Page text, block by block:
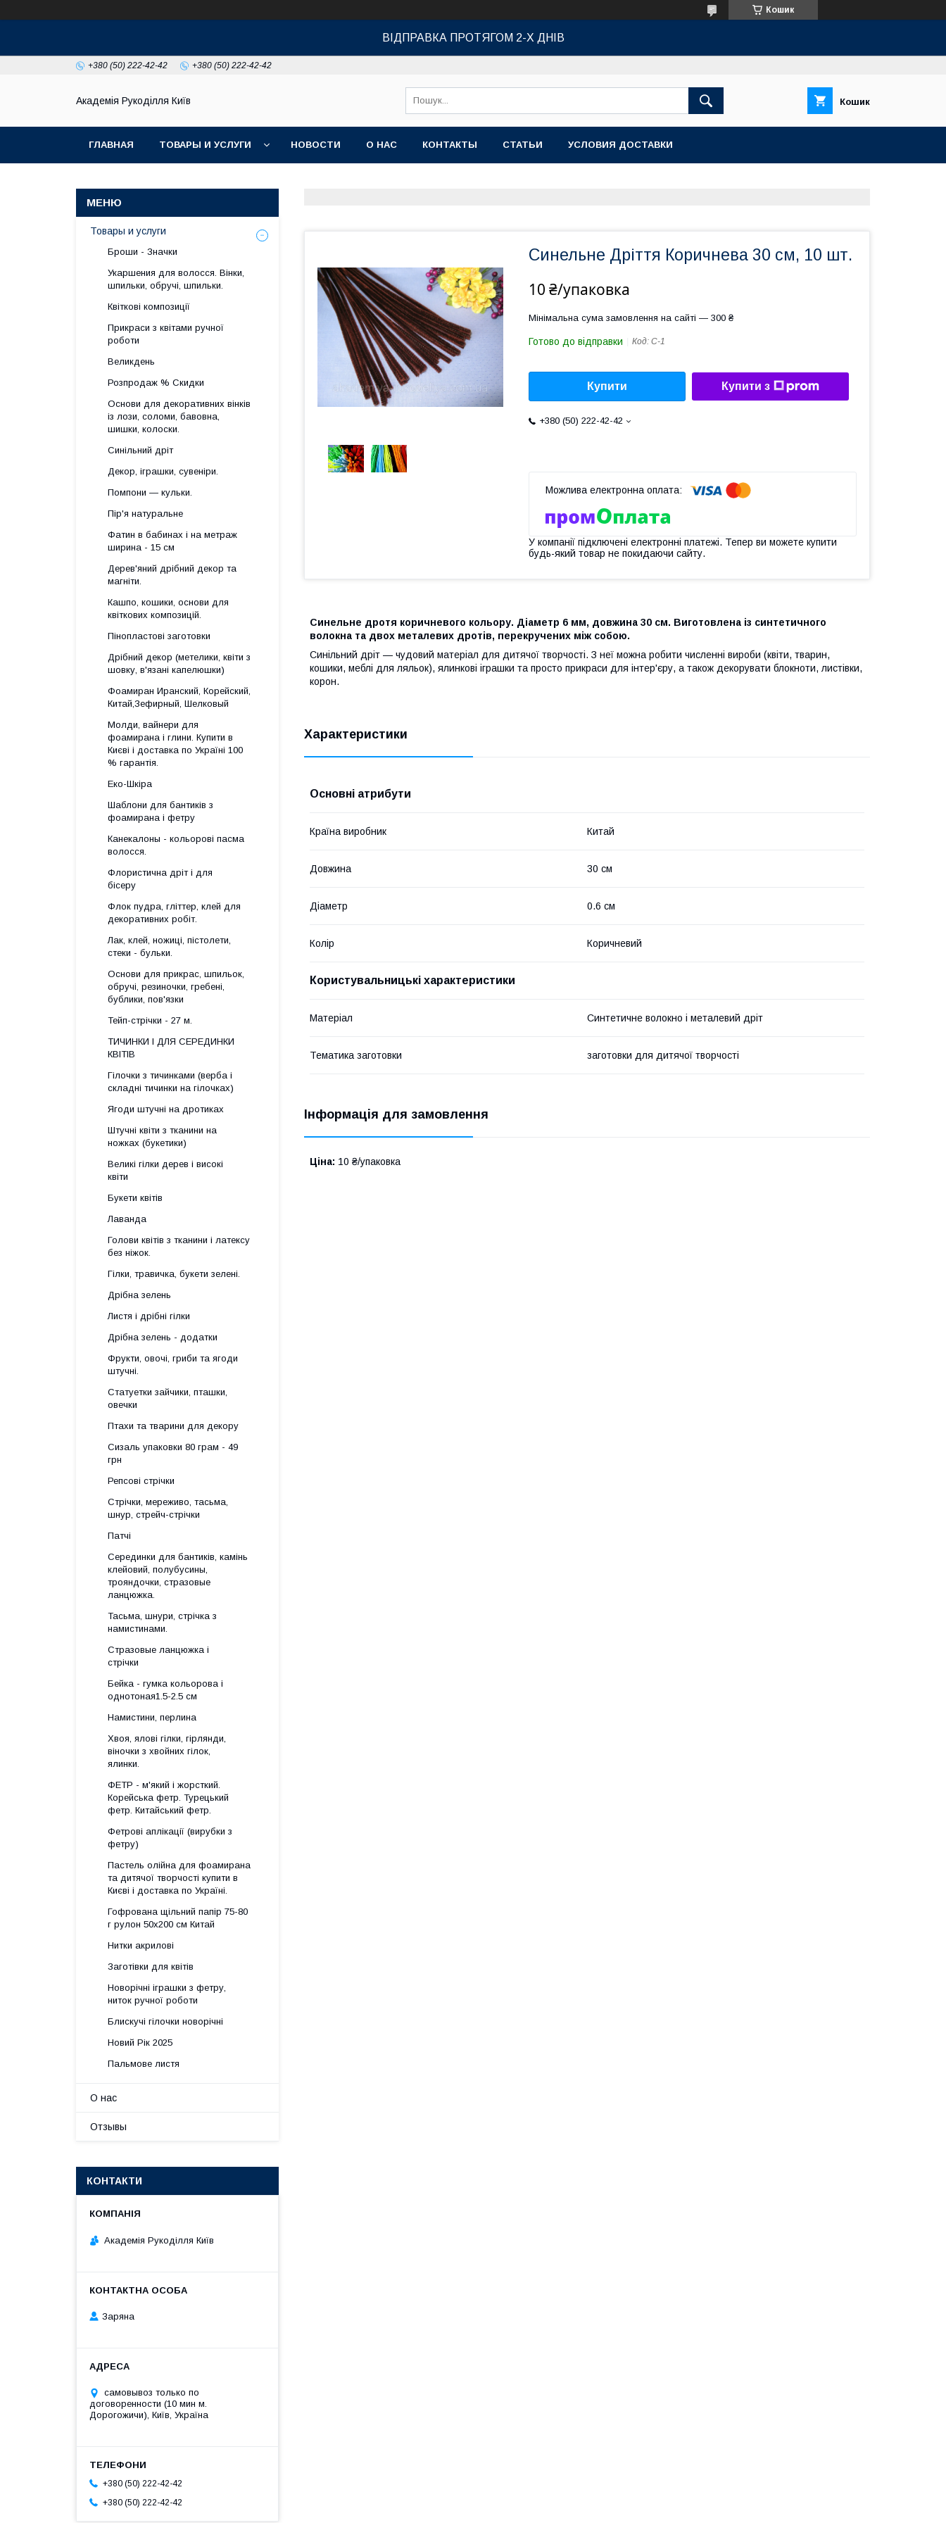
Кошик
ВІДПРАВКА ПРОТЯГОМ 2-Х ДНІВ
+380 (50) 222-42-42 +380 (50) 222-42-42
Академія Рукоділля Київ Кошик
ГЛАВНАЯ ТОВАРЫ И УСЛУГИ НОВОСТИ О НАС КОНТАКТЫ СТАТЬИ УСЛОВИЯ ДОСТАВКИ
Синельне Дріття Коричнева 30 см, 10 шт.
10 ₴/упаковка
Мінімальна сума замовлення на сайті — 300 ₴
Готово до відправки Код: С-1
Купити Купити з
+380 (50) 222-42-42
У компанії підключені електронні платежі. Тепер ви можете купити
будь-який товар не покидаючи сайту.
Синельне дротя коричневого кольору. Діаметр 6 мм, довжина 30 см. Виготовлена із синтетичного
волокна та двох металевих дротів, перекручених між собою.
Синільний дріт — чудовий матеріал для дитячої творчості. З неї можна робити численні вироби (квіти, тварин,
кошики, меблі для ляльок), ялинкові іграшки та просто прикраси для інтер'єру, а також декорувати блокноти, листівки,
корон.
Характеристики
Основні атрибути
Країна виробник Китай
Довжина 30 см
Діаметр 0.6 см
Колір Коричневий
Користувальницькі характеристики
Матеріал Синтетичне волокно і металевий дріт
Тематика заготовки заготовки для дитячої творчості
Інформація для замовлення
Ціна: 10 ₴/упаковка
Товары и услуги
Броши - Значки
Укаршения для волосся. Вінки,
шпильки, обручі, шпильки.
Квіткові композиції
Прикраси з квітами ручної
роботи
Великдень
Розпродаж % Скидки
Основи для декоративних вінків
із лози, соломи, бавовна,
шишки, колоски.
Синільний дріт
Декор, іграшки, сувеніри.
Помпони — кульки.
Пір'я натуральне
Фатин в бабинах і на метраж
ширина - 15 см
Дерев'яний дрібний декор та
магніти.
Кашпо, кошики, основи для
квіткових композицій.
Пінопластові заготовки
Дрібний декор (метелики, квіти з
шовку, в'язані капелюшки)
Фоамиран Иранский, Корейский,
Китай,Зефирный, Шелковый
Молди, вайнери для
фоамирана і глини. Купити в
Києві і доставка по Україні 100
% гарантія.
Еко-Шкіра
Шаблони для бантиків з
фоамирана і фетру
Канекалоны - кольорові пасма
волосся.
Флористична дріт і для
бісеру
Флок пудра, гліттер, клей для
декоративних робіт.
Лак, клей, ножиці, пістолети,
стеки - бульки.
Основи для прикрас, шпильок,
обручі, резиночки, гребені,
бублики, пов'язки
Тейп-стрічки - 27 м.
ТИЧИНКИ І ДЛЯ СЕРЕДИНКИ
КВІТІВ
Гілочки з тичинками (верба і
складні тичинки на гілочках)
Ягоди штучні на дротиках
Штучні квіти з тканини на
ножках (букетики)
Великі гілки дерев і високі
квіти
Букети квітів
Лаванда
Голови квітів з тканини і латексу
без ніжок.
Гілки, травичка, букети зелені.
Дрібна зелень
Листя і дрібні гілки
Дрібна зелень - додатки
Фрукти, овочі, гриби та ягоди
штучні.
Статуетки зайчики, пташки,
овечки
Птахи та тварини для декору
Сизаль упаковки 80 грам - 49
грн
Репсові стрічки
Стрічки, мереживо, тасьма,
шнур, стрейч-стрічки
Патчі
Серединки для бантиків, камінь
клейовий, полубусины,
трояндочки, стразовые
ланцюжка.
Тасьма, шнури, стрічка з
намистинами.
Стразовые ланцюжка і
стрічки
Бейка - гумка кольорова і
однотоная1.5-2.5 см
Намистини, перлина
Хвоя, ялові гілки, гірлянди,
віночки з хвойних гілок,
ялинки.
ФЕТР - м'який і жорсткий.
Корейська фетр. Турецький
фетр. Китайський фетр.
Фетрові аплікації (вирубки з
фетру)
Пастель олійна для фоамирана
та дитячої творчості купити в
Києві і доставка по Україні.
Гофрована щільний папір 75-80
г рулон 50х200 см Китай
Нитки акрилові
Заготівки для квітів
Новорічні іграшки з фетру,
ниток ручної роботи
Блискучі гілочки новорічні
Новий Рік 2025
Пальмове листя
О нас
Отзывы
КОНТАКТИ
Академія Рукоділля Київ
Заряна
самовывоз только по
договоренности (10 мин м.
Дорогожичи), Київ, Україна
+380 (50) 222-42-42
+380 (50) 222-42-42